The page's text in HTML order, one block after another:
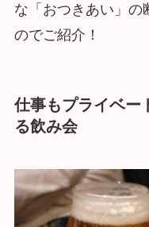
な「おつきあい」の
のでご紹介！
仕事もプライベー
る飲み会